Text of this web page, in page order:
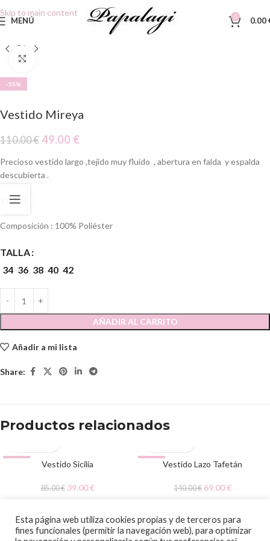
Skip to main content
MENÚ 0 0.00
-55%
Vestido Mireya
110.00€ 49.00 €
Precioso vestido largo ,tejido muy fluido , abertura en falda y espalda
descubierta .
VIDEO
Composición : 100% Poliéster
TALLA
34 36 38 40 42
AÑADIR AL CARRITO
Añadir a mi lista
Share:
Productos relacionados
Vestido Sicilia
85.00€ 39.00€
Vestido Lazo Tafetán
140.00€ 69.00€
© 2020 Papalagi Torremolinos. Todos los derechos reservados
Esta página web utiliza cookies propias y de terceros para
fines funcionales (permitir la navegación web), para optimizar